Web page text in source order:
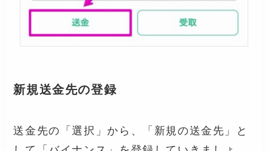
新規送金先の登録
送金先の「選択」から、「新規の送金先」と